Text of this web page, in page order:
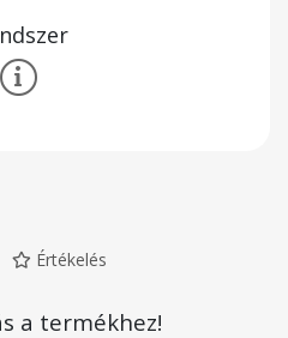
Értékelés
a termékhez!